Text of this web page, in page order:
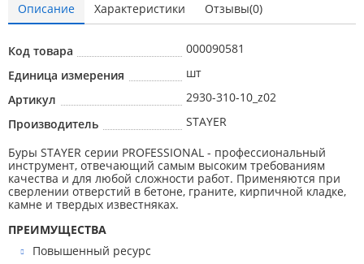
Описание Характеристики Отзывы(0)
Код товара
000090581
Единица измерения
шт
Артикул
2930-310-10_z02
Производитель
STAYER
Буры STAYER серии PROFESSIONAL - профессиональный
инструмент, отвечающий самым высоким требованиям
качества и для любой сложности работ. Применяются при
сверлении отверстий в бетоне, граните, кирпичной кладке,
камне и твердых известняках.
ПРЕИМУЩЕСТВА
Повышенный ресурс